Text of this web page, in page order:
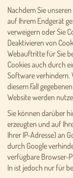
Nachdem Sie
auf Ihrem Endgerät
verweigern oder Sie
Deaktivieren von
Webauftritte für Sie
Cookies auch durch
Software verhindern.
diesem Fall
Website werden
Sie können darüber
erzeugten und auf
Ihrer IP-Adresse) an
durch Google
verfügbare Browser-
In ist jedoch nur für